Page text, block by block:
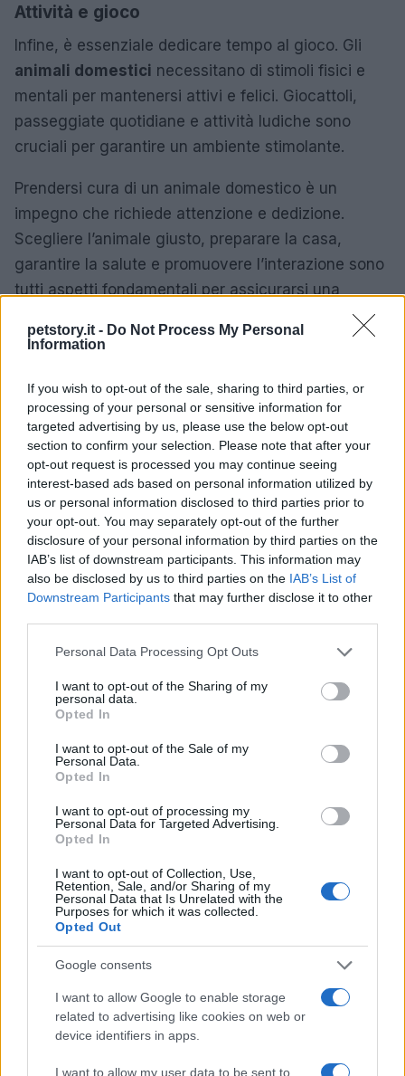
petstory.it - Do Not Process My Personal
Information
If you wish to opt-out of the sale, sharing to third parties, or
processing of your personal or sensitive information for
targeted advertising by us, please use the below opt-out
section to confirm your selection. Please note that after your
opt-out request is processed you may continue seeing
interest-based ads based on personal information utilized by
us or personal information disclosed to third parties prior to
your opt-out. You may separately opt-out of the further
disclosure of your personal information by third parties on the
IAB’s list of downstream participants. This information may
also be disclosed by us to third parties on the IAB’s List of
Downstream Participants that may further disclose it to other
Please note that this website/app uses one or more Google
not limited to your visit or usage behaviour. You may click to
grant or deny consent to Google and its third-party tags to
use your data for below specified purposes in below Google
consent section.
Personal Data Processing Opt Outs
I want to opt-out of the Sharing of my
personal data.
Opted In
I want to opt-out of the Sale of my
Personal Data.
Opted In
I want to opt-out of processing my
Personal Data for Targeted Advertising.
Opted In
I want to opt-out of Collection, Use,
Retention, Sale, and/or Sharing of my
Personal Data that Is Unrelated with the
Purposes for which it was collected.
Opted Out
Google consents
I want to allow Google to enable storage
related to advertising like cookies on web or
device identifiers in apps.
I want to allow my user data to be sent to
Attività e gioco
Infine, è essenziale dedicare tempo al gioco. Gli
animali domestici necessitano di stimoli fisici e
mentali per mantenersi attivi e felici. Giocattoli,
passeggiate quotidiane e attività ludiche sono
cruciali per garantire un ambiente stimolante.
Prendersi cura di un animale domestico è un
impegno che richiede attenzione e dedizione.
Scegliere l’animale giusto, preparare la casa,
garantire la salute e promuovere l’interazione sono
tutti aspetti fondamentali per assicurarsi una
AUTORE
Staff
Continua a leggere
ALTRI ANIMALI